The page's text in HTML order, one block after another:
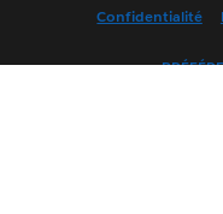
Confidentialité